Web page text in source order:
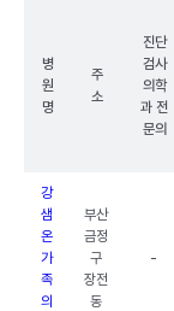
병
원
명
주
소
진단
검사
의학
과 전
문의
강
샘
온
가
족
의
부산
금정
구
장전
동
-